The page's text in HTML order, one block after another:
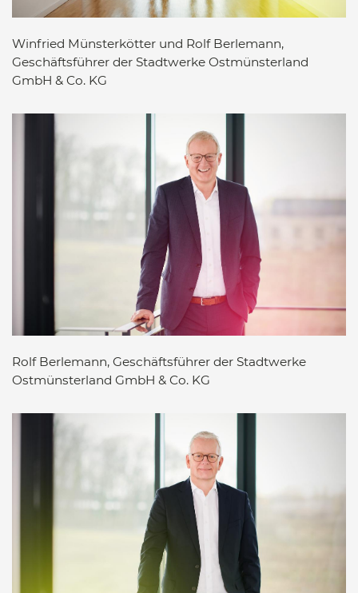
Winfried Münsterkötter und Rolf Berlemann,
Geschäftsführer der Stadtwerke Ostmünsterland
GmbH & Co. KG
Rolf Berlemann, Geschäftsführer der Stadtwerke
Ostmünsterland GmbH & Co. KG